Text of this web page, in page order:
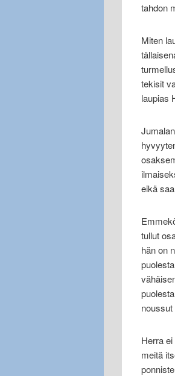
tahdon
Miten
tekisit
laupias
eikä
tullut
hän on
noussut
Herra
meitä